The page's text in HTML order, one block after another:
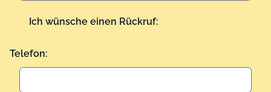
Ich wünsche einen Rückruf:
Telefon: